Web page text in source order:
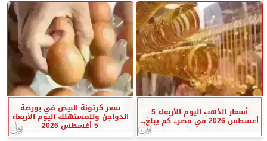
أسعار الذهب اليوم الأربعاء 5
أغسطس 2026 في مصر.. كم يبلغ...
سعر كرتونة البيض في بورصة
الدواجن وللمستهلك اليوم الأربعاء
5 أغسطس 2026